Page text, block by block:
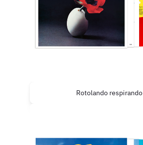
Rotolando respirando